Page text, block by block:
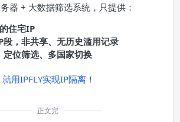
器 + 大数据筛选系统，只提供：
住宅IP
段，非共享、无历史滥用记录
定位筛选、多国家切换
就用IPFLY实现IP隔离！
正文完